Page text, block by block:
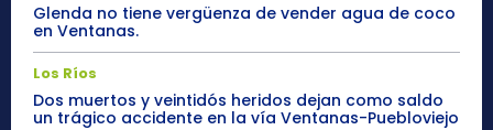
Glenda no tiene vergüenza de vender agua de coco
en Ventanas.
Los Ríos
Dos muertos y veintidós heridos dejan como saldo
un trágico accidente en la vía Ventanas-Puebloviejo